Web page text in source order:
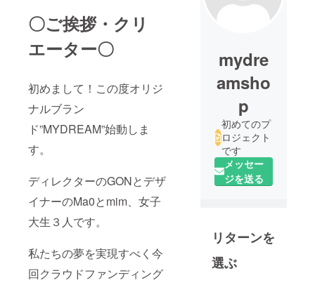
〇ご挨拶・クリ
エーター〇
初めまして！この度オリジ
ナルブラン
ド”MYDREAM”始動しま
す。
ディレクターのGONとデザ
イナーのMa0とmim、女子
大生３人です。
私たちの夢を実現すべく今
回クラウドファンディング
mydre
amsho
p
初めてのプ
ロジェクト
です
メッセー
ジを送る
リターンを
選ぶ